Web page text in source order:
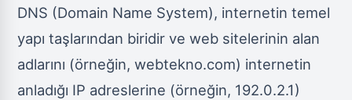
DNS (Domain Name System), internetin temel
yapı taşlarından biridir ve web sitelerinin alan
adlarını (örneğin, webtekno.com) internetin
anladığı IP adreslerine (örneğin, 192.0.2.1)